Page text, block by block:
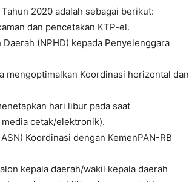
2020 adalah sebagai berikut:
dan pencetakan KTP-el.
(NPHD) kepada Penyelenggara
mengoptimalkan Koordinasi horizontal dan
hari libur pada saat
cetak/elektronik).
Koordinasi dengan KemenPAN-RB
kepala daerah/wakil kepala daerah